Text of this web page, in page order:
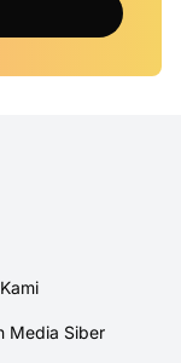
Media Siber